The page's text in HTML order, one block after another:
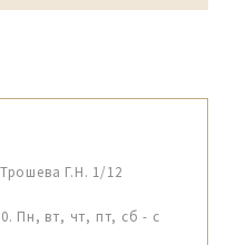
Г.Н. 1/12
Пн, вт, чт, пт, сб - с